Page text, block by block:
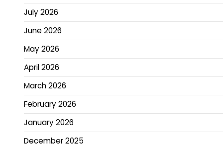
July 2026
June 2026
May 2026
April 2026
March 2026
February 2026
January 2026
December 2025